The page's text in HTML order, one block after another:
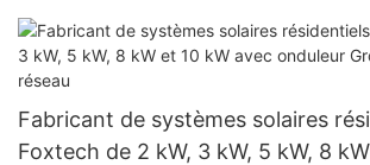
Fabricant de systèmes solaires
Foxtech de 2 kW, 3 kW, 5 kW, 8